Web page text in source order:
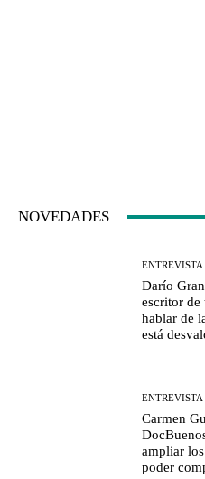
NOVEDADES
ENTREVISTA
Darío
escritor de
hablar de
está
ENTREVISTA
Carmen
ampliar
poder